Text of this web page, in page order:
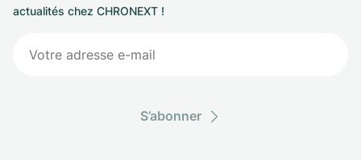
actualités chez CHRONEXT !
S’abonner